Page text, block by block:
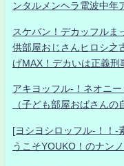
ンタルメンヘラ電波中年
スケバン！デカッフルま
供部屋おじさんヒロシ之
げMAX！デカいは正義刑
アキヨッフル-！ネオニ
（子ども部屋おばさんの
[ヨシヨシロッフル-！！-
うこそYOUKO！のナン